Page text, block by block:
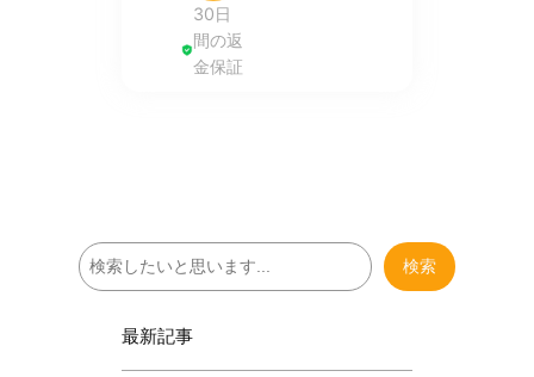
30日
間の返
金保証
検
索
検索
最新記事